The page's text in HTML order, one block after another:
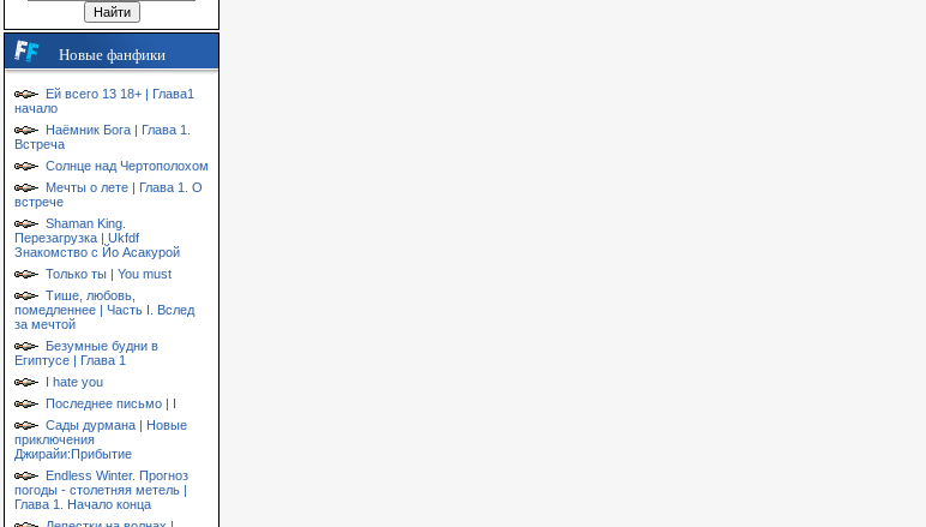
Новые фанфики
Ей всего 13 18+ | Глава1
начало
Наёмник Бога | Глава 1.
Встреча
Солнце над Чертополохом
Мечты о лете | Глава 1. О
встрече
Shaman King.
Перезагрузка | Ukfdf
Знакомство с Йо Асакурой
Только ты | You must
Тише, любовь,
помедленнее | Часть I. Вслед
за мечтой
Безумные будни в
Египтусе | Глава 1
I hate you
Последнее письмо | I
Сады дурмана | Новые
приключения
Джирайи:Прибытие
Endless Winter. Прогноз
погоды - столетняя метель |
Глава 1. Начало конца